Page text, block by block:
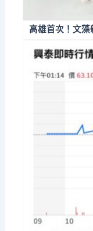
高雄首次！文藻